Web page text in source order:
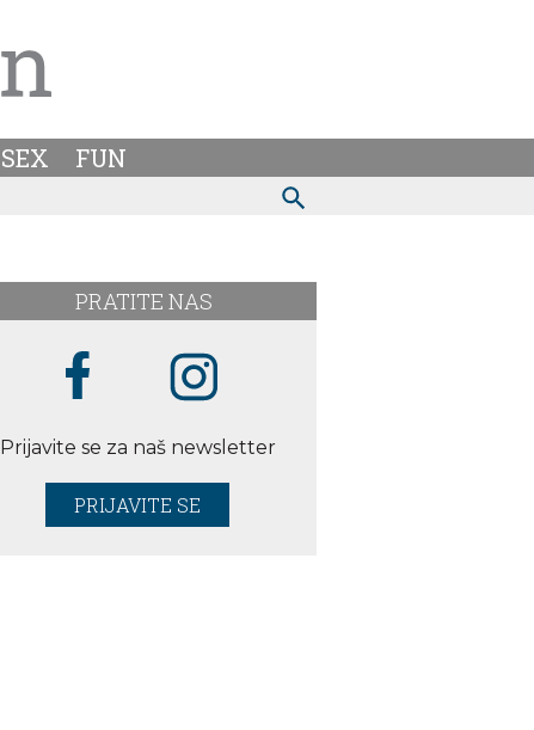
SEX
FUN
PRATITE NAS
Prijavite se za naš newsletter
PRIJAVITE SE